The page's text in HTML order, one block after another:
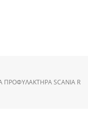
ΠΡΟΦΥΛΑΚΤΉΡΑ SCANIA R